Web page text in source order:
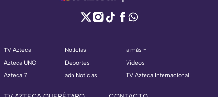
TV Azteca
Azteca UNO
Azteca 7
Noticias
Deportes
adn Noticias
a más +
Videos
TV Azteca Internacional